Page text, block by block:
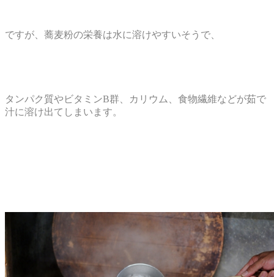
ですが、蕎麦粉の栄養は水に溶けやすいそうで、
タンパク質やビタミンB群、カリウム、食物繊維などが茹で
汁に溶け出てしまいます。